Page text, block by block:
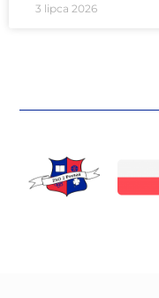
3 lipca 2026